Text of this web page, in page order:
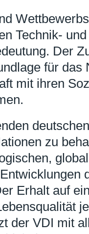
Technik-
Der
für
mit ihren
zu
Erhalt auf
der VDI mit